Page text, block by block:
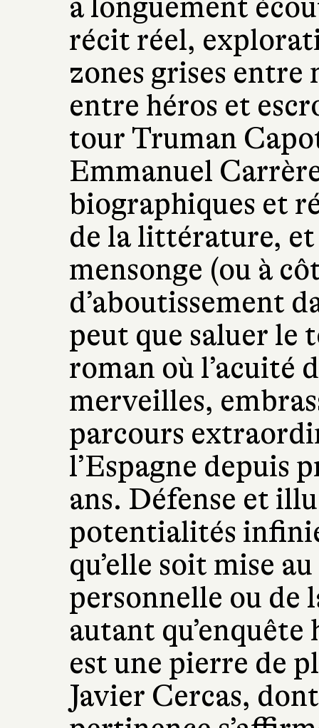
a longuement
récit réel,
zones grises entre
entre héros et
tour Truman
Emmanuel
biographiques et
de la littérature, et
mensonge (ou à
d’aboutissement
peut que saluer le
roman où l’acuité
merveilles,
parcours
l’Espagne depuis
ans. Défense et
potentialités
qu’elle soit mise
personnelle ou
autant
est une pierre de
Javier Cercas,